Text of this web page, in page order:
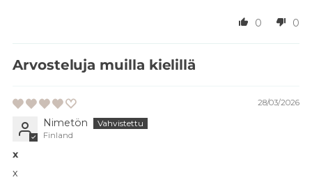
0 0
Arvosteluja muilla kielillä
28/03/2026
Nimetön
Finland
x
x